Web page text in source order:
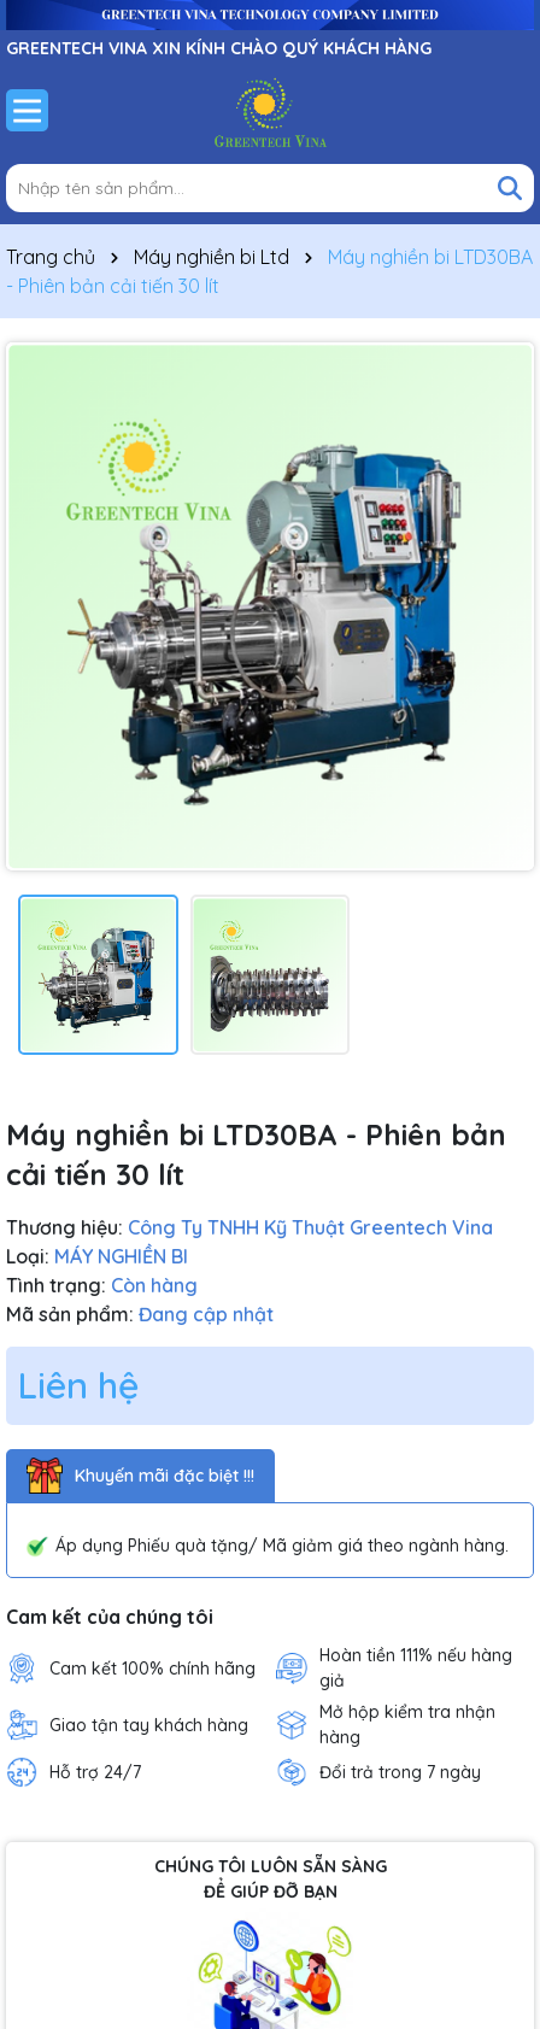
GREENTECH VINA XIN KÍNH CHÀO QUÝ KHÁCH HÀNG
Trang chủ Máy nghiền bi Ltd
Máy nghiền bi LTD30BA
- Phiên bản cải tiến 30 lít
Máy nghiền bi LTD30BA - Phiên bản
cải tiến 30 lít
Thương hiệu: Công Ty TNHH Kỹ Thuật Greentech Vina
Loại: MÁY NGHIỀN BI
Tình trạng: Còn hàng
Mã sản phẩm: Đang cập nhật
Liên hệ
Khuyến mãi đặc biệt !!!
Áp dụng Phiếu quà tặng/ Mã giảm giá theo ngành hàng.
Cam kết của chúng tôi
Cam kết 100% chính hãng
Hoàn tiền 111% nếu hàng
giả
Giao tận tay khách hàng
Mở hộp kiểm tra nhận
hàng
Hỗ trợ 24/7
Đổi trả trong 7 ngày
CHÚNG TÔI LUÔN SẴN SÀNG
ĐỂ GIÚP ĐỠ BẠN